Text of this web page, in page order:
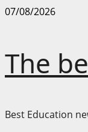
Skip
07/08/2026
The
Best Education